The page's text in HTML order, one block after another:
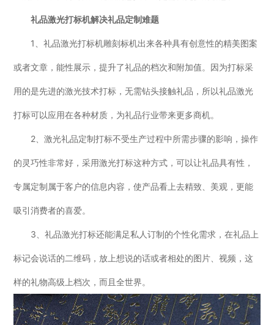
礼品激光打标机解决礼品定制难题
1、礼品激光打标机雕刻标机出来各种具有创意性的精美图案
或者文章，能性展示，提升了礼品的档次和附加值。因为打标采
用的是先进的激光技术打标，无需钻头接触礼品，所以礼品激光
打标可以应用在各种材质，为礼品行业带来更多商机。
2、激光礼品定制打标不受生产过程中所需步骤的影响，操作
的灵巧性非常好，采用激光打标这种方式，可以让礼品具有性，
专属定制属于客户的信息内容，使产品看上去精致、美观，更能
吸引消费者的喜爱。
3、礼品激光打标还能满足私人订制的个性化需求，在礼品上
标记会说话的二维码，放上想说的话或者相处的图片、视频，这
样的礼物高级上档次，而且全世界。